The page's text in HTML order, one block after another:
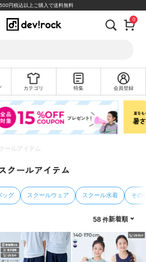
円税込以上ご購入で送料無料
0
カテゴリ 特集 会員登録
ールアイテム
クールアイテム
ッグ スクールウェア スクール水着 その
新着順
58